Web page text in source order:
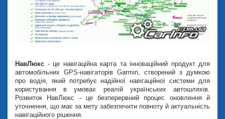
НавЛюкс - це навігаційна карта та інноваційний продукт для
автомобільних GPS-навігаторів Garmin, створений з думкою
про водія, який потребує надійної навігаційної системи для
користування в умовах реалій українських автошляхів.
Розвиток НавЛюкс - це безперервний процес оновлення й
уточнення, що має за мету забезпечити повноту й актуальність
навігаційного рішення.